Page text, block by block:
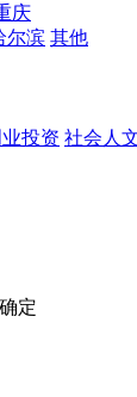
庆
尔滨 其他
投资 社会人
确定